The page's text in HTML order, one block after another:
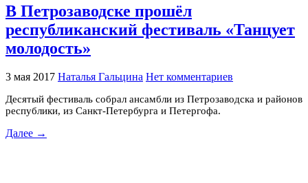
В Петрозаводске прошёл
республиканский фестиваль «Танцует
молодость»
3 мая 2017 Наталья Гальцина Нет комментариев
Десятый фестиваль собрал ансамбли из Петрозаводска и районов
республики, из Санкт-Петербурга и Петергофа.
Далее →